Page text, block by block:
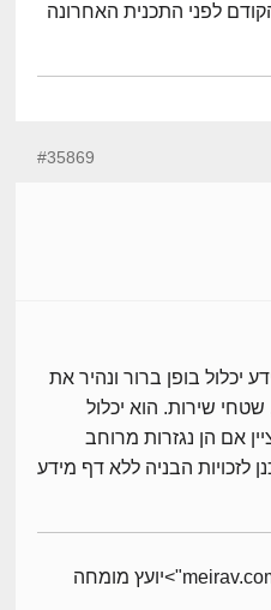
לפני התכנית האחרונה
#35869
יכלול בופן ברור ונהיר את
שירות. הוא יכלול
אם הן נגזרות מרוחב
לזכויות הבניה ללא דף מידע
ארז מירב -meirav.com" target="_blank">יועץ מומחה